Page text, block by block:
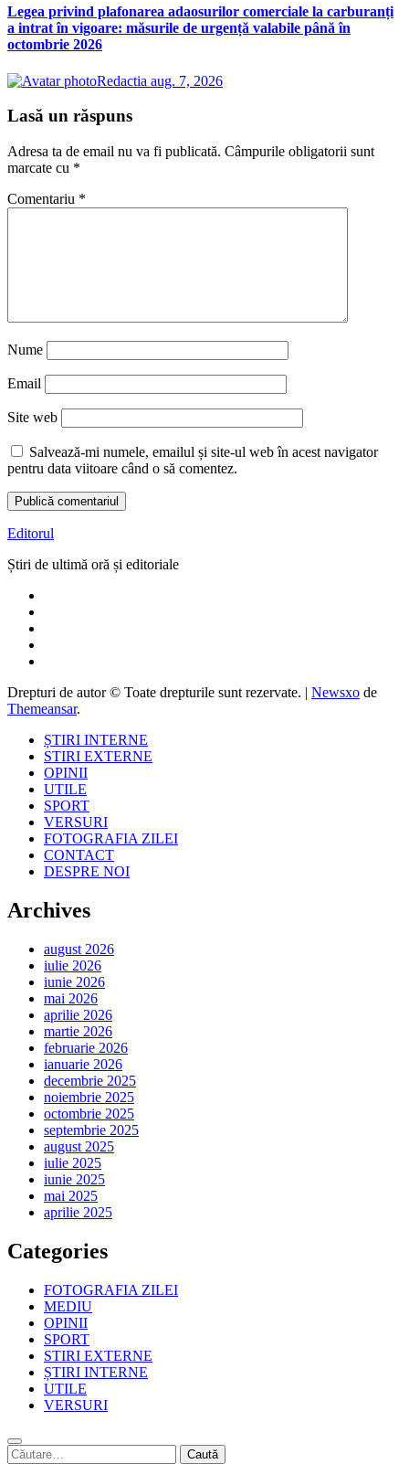
Legea privind plafonarea adaosurilor comerciale la carburanți
a intrat în vigoare: măsurile de urgență valabile până în
octombrie 2026
Redactia aug. 7, 2026
Lasă un răspuns
Adresa ta de email nu va fi publicată. Câmpurile obligatorii sunt
marcate cu *
Comentariu *
Nume
Email
Site web
Salvează-mi numele, emailul și site-ul web în acest navigator
pentru data viitoare când o să comentez.
Editorul
Știri de ultimă oră și editoriale
Drepturi de autor © Toate drepturile sunt rezervate. | Newsxo de
Themeansar.
ȘTIRI INTERNE
STIRI EXTERNE
OPINII
UTILE
SPORT
VERSURI
FOTOGRAFIA ZILEI
CONTACT
DESPRE NOI
Archives
august 2026
iulie 2026
iunie 2026
mai 2026
aprilie 2026
martie 2026
februarie 2026
ianuarie 2026
decembrie 2025
noiembrie 2025
octombrie 2025
septembrie 2025
august 2025
iulie 2025
iunie 2025
mai 2025
aprilie 2025
Categories
FOTOGRAFIA ZILEI
MEDIU
OPINII
SPORT
STIRI EXTERNE
ȘTIRI INTERNE
UTILE
VERSURI
Caută